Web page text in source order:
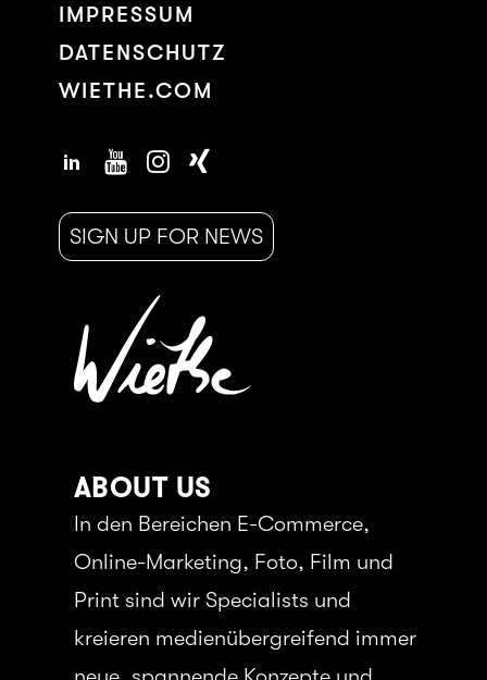
IMPRESSUM
DATENSCHUTZ
WIETHE.COM
SIGN UP FOR NEWS
ABOUT US
In den Bereichen E-Commerce,
Online-Marketing, Foto, Film und
Print sind wir Specialists und
kreieren medienübergreifend immer